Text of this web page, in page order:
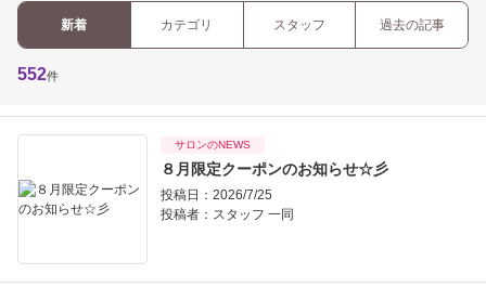
新着 カテゴリ スタッフ 過去の記事
552件
サロンのNEWS
８月限定クーポンのお知らせ☆彡
投稿日：2026/7/25
投稿者： スタッフ 一同